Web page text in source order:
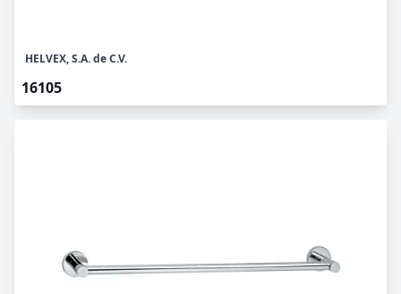
HELVEX, S.A. de C.V.
16105